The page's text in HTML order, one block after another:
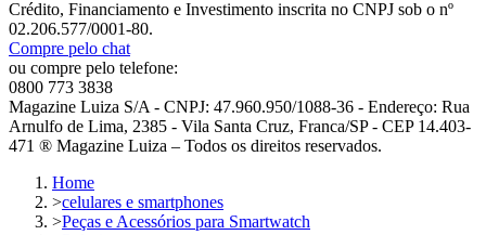
Crédito, Financiamento e Investimento inscrita no CNPJ sob o nº
02.206.577/0001-80.
Compre pelo chat
ou compre pelo telefone:
0800 773 3838
Magazine Luiza S/A - CNPJ: 47.960.950/1088-36 - Endereço: Rua
Arnulfo de Lima, 2385 - Vila Santa Cruz, Franca/SP - CEP 14.403-
471 ® Magazine Luiza – Todos os direitos reservados.
Home
>celulares e smartphones
>Peças e Acessórios para Smartwatch